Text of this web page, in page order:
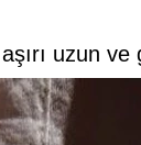
uzun ve